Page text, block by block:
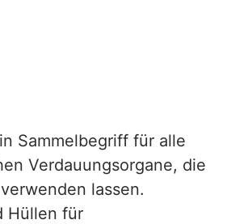
Sammelbegriff für alle
Verdauungsorgane, die
lassen.
Hüllen für